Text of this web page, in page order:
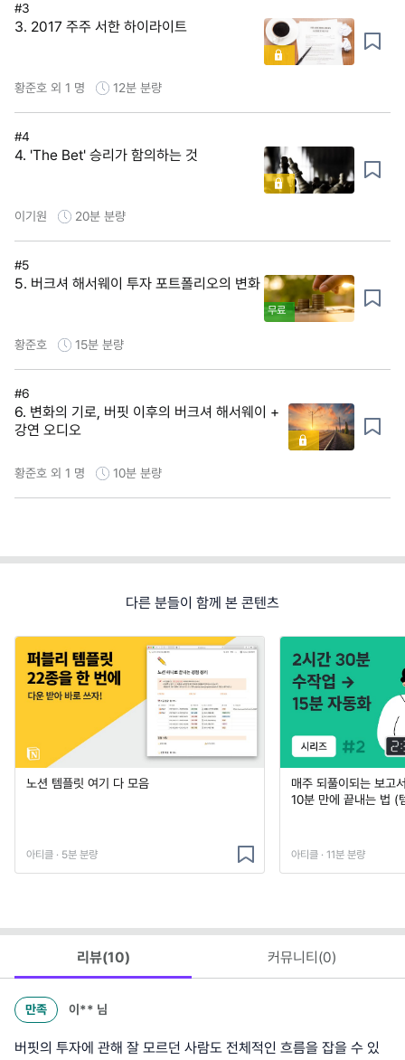
#3
3. 2017 주주 서한 하이라이트
황준호 외 1 명 12분 분량
#4
4. 'The Bet' 승리가 함의하는 것
이기원 20분 분량
#5
5. 버크셔 해서웨이 투자 포트폴리오의 변화
무료
황준호 15분 분량
#6
6. 변화의 기로, 버핏 이후의 버크셔 해서웨이 +
강연 오디오
황준호 외 1 명 10분 분량
다른 분들이 함께 본 콘텐츠
노션 템플릿 여기 다 모음
아티클 · 5분 분량
매주 되풀이되는 보고
10분 만에 끝내는 법 (
아티클 · 11분 분량
리뷰(10) 커뮤니티(0)
만족 이** 님
버핏의 투자에 관해 잘 모르던 사람도 전체적인 흐름을 잡을 수 있